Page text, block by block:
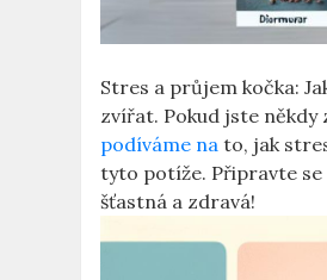
Stres a průjem kočka:
zvířat. Pokud jste
podíváme na to, jak
tyto potíže. Připravte se
šťastná a zdravá!